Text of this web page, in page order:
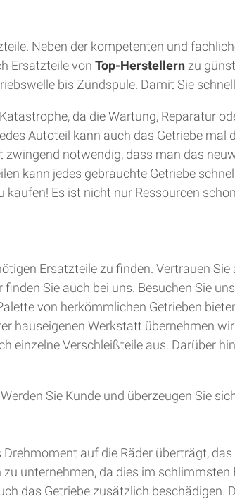
Neben der kompetenten und
Ersatzteile von Top-Herstellern zu
bis Zündspule. Damit Sie
da die Wartung, Reparatur
Autoteil kann auch das Getriebe mal
zwingend notwendig, dass man das
kann jedes gebrauchte Getriebe
Es ist nicht nur Ressourcen
Ersatzteile zu finden. Vertrauen
Sie auch bei uns. Besuchen Sie
von herkömmlichen Getrieben
hauseigenen Werkstatt übernehmen
einzelne Verschleißteile aus. Darüber
Sie Kunde und überzeugen Sie
auf die Räder überträgt,
unternehmen, da dies im schlimmsten
das Getriebe zusätzlich beschädigen.